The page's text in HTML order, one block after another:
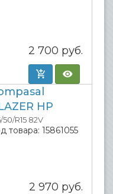
2 700 руб.
HP
50/R15 82V
товара: 15861055
2 970 руб.